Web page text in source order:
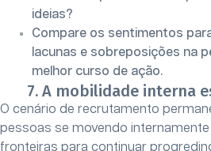
ideias?
Compare os sentimentos
lacunas e sobreposições na
melhor curso de ação.
7. A mobilidade interna
O cenário de recrutamento
pessoas se movendo
fronteiras para continuar